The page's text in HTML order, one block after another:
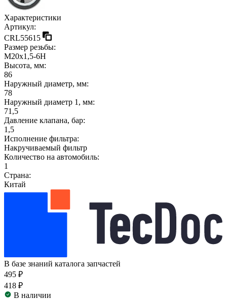
Характеристики
Артикул:
CRL55615
Размер резьбы:
M20x1,5-6H
Высота, мм:
86
Наружный диаметр, мм:
78
Наружный диаметр 1, мм:
71,5
Давление клапана, бар:
1,5
Исполнение фильтра:
Накручиваемый фильтр
Количество на автомобиль:
1
Страна:
Китай
В базе знаний каталога запчастей
495 ₽
418 ₽
В наличии